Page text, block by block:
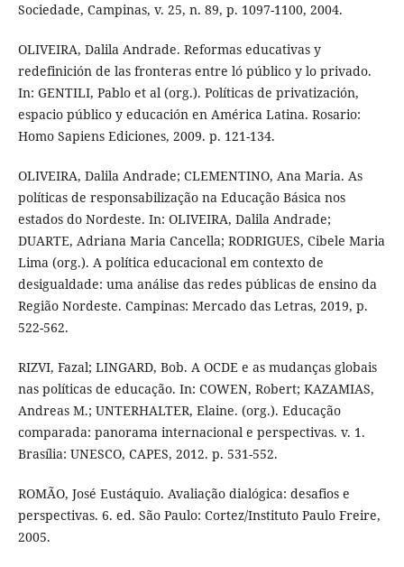
Sociedade, Campinas, v. 25, n. 89, p. 1097-1100, 2004.
OLIVEIRA, Dalila Andrade. Reformas educativas y
redefinición de las fronteras entre ló público y lo privado.
In: GENTILI, Pablo et al (org.). Políticas de privatización,
espacio público y educación en América Latina. Rosario:
Homo Sapiens Ediciones, 2009. p. 121-134.
OLIVEIRA, Dalila Andrade; CLEMENTINO, Ana Maria. As
políticas de responsabilização na Educação Básica nos
estados do Nordeste. In: OLIVEIRA, Dalila Andrade;
DUARTE, Adriana Maria Cancella; RODRIGUES, Cibele Maria
Lima (org.). A política educacional em contexto de
desigualdade: uma análise das redes públicas de ensino da
Região Nordeste. Campinas: Mercado das Letras, 2019, p.
522-562.
RIZVI, Fazal; LINGARD, Bob. A OCDE e as mudanças globais
nas políticas de educação. In: COWEN, Robert; KAZAMIAS,
Andreas M.; UNTERHALTER, Elaine. (org.). Educação
comparada: panorama internacional e perspectivas. v. 1.
Brasília: UNESCO, CAPES, 2012. p. 531-552.
ROMÃO, José Eustáquio. Avaliação dialógica: desafios e
perspectivas. 6. ed. São Paulo: Cortez/Instituto Paulo Freire,
2005.